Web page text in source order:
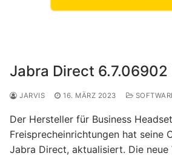
Jabra Direct
JARVIS 16. MÄRZ 2023
Der Hersteller für Business
Freisprecheinrichtungen hat seine
Jabra Direct, aktualisiert. Die neue